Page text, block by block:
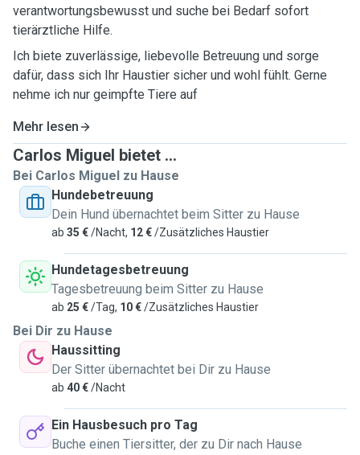
verantwortungsbewusst und suche bei Bedarf sofort
tierärztliche Hilfe.
Ich biete zuverlässige, liebevolle Betreuung und sorge
dafür, dass sich Ihr Haustier sicher und wohl fühlt. Gerne
nehme ich nur geimpfte Tiere auf
Mehr lesen
Carlos Miguel bietet ...
Bei Carlos Miguel zu Hause
Hundebetreuung
Dein Hund übernachtet beim Sitter zu Hause
ab 35 €/Nacht, 12 €/Zusätzliches Haustier
Hundetagesbetreuung
Tagesbetreuung beim Sitter zu Hause
ab 25 €/Tag, 10 €/Zusätzliches Haustier
Bei Dir zu Hause
Haussitting
Der Sitter übernachtet bei Dir zu Hause
ab 40 €/Nacht
Ein Hausbesuch pro Tag
Buche einen Tiersitter, der zu Dir nach Hause